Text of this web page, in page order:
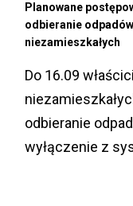
Planowane
odbieranie
niezamieszkałych
Do 16.09
odbieranie
wyłączenie z